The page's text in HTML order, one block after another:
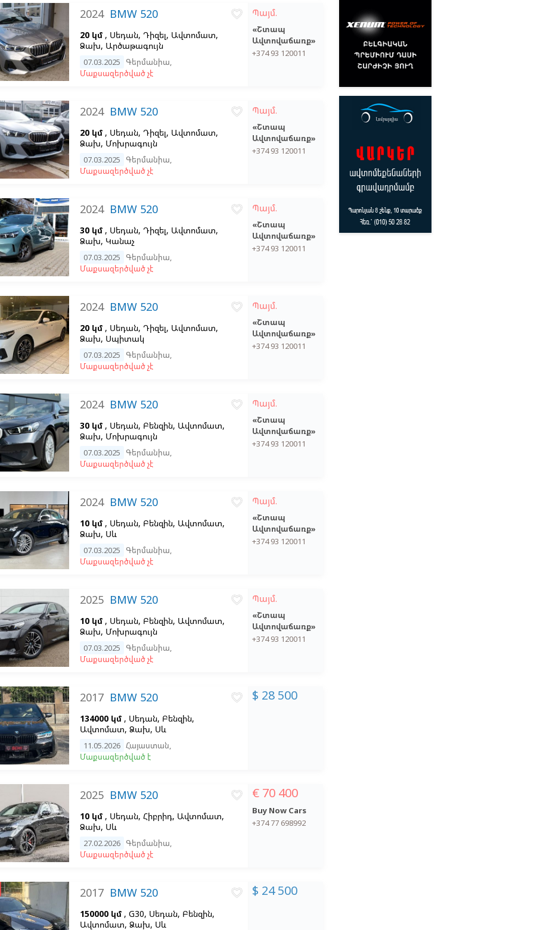
2024BMW 520
20 կմ , Սեդան, Դիզել, Ավտոմատ,
Ձախ, Արծաթագույն
07.03.2025 Գերմանիա,
Մաքսազերծված չէ
favorite_border Պայմ.
«Շտապ
Ավտովաճառք»
+374 93 120011
2024BMW 520
20 կմ , Սեդան, Դիզել, Ավտոմատ,
Ձախ, Մոխրագույն
07.03.2025 Գերմանիա,
Մաքսազերծված չէ
favorite_border Պայմ.
«Շտապ
Ավտովաճառք»
+374 93 120011
2024BMW 520
30 կմ , Սեդան, Դիզել, Ավտոմատ,
Ձախ, Կանաչ
07.03.2025 Գերմանիա,
Մաքսազերծված չէ
favorite_border Պայմ.
«Շտապ
Ավտովաճառք»
+374 93 120011
2024BMW 520
20 կմ , Սեդան, Դիզել, Ավտոմատ,
Ձախ, Սպիտակ
07.03.2025 Գերմանիա,
Մաքսազերծված չէ
favorite_border Պայմ.
«Շտապ
Ավտովաճառք»
+374 93 120011
2024BMW 520
30 կմ , Սեդան, Բենզին, Ավտոմատ,
Ձախ, Մոխրագույն
07.03.2025 Գերմանիա,
Մաքսազերծված չէ
favorite_border Պայմ.
«Շտապ
Ավտովաճառք»
+374 93 120011
2024BMW 520
10 կմ , Սեդան, Բենզին, Ավտոմատ,
Ձախ, Սև
07.03.2025 Գերմանիա,
Մաքսազերծված չէ
favorite_border Պայմ.
«Շտապ
Ավտովաճառք»
+374 93 120011
2025BMW 520
10 կմ , Սեդան, Բենզին, Ավտոմատ,
Ձախ, Մոխրագույն
07.03.2025 Գերմանիա,
Մաքսազերծված չէ
favorite_border Պայմ.
«Շտապ
Ավտովաճառք»
+374 93 120011
2017BMW 520
134000 կմ , Սեդան, Բենզին,
Ավտոմատ, Ձախ, Սև
11.05.2026 Հայաստան,
Մաքսազերծված է
favorite_border $ 28 500
2025BMW 520
10 կմ , Սեդան, Հիբրիդ, Ավտոմատ,
Ձախ, Սև
27.02.2026 Գերմանիա,
Մաքսազերծված չէ
favorite_border € 70 400
Buy Now Cars
+374 77 698992
2017BMW 520
150000 կմ , G30, Սեդան, Բենզին,
Ավտոմատ, Ձախ, Սև
favorite_border $ 24 500